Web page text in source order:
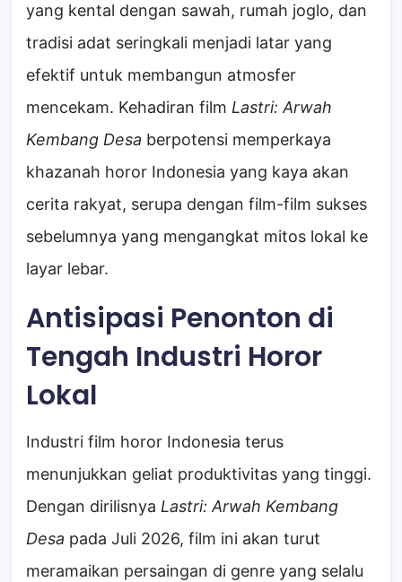
yang kental dengan sawah, rumah joglo, dan
tradisi adat seringkali menjadi latar yang
efektif untuk membangun atmosfer
mencekam. Kehadiran film Lastri: Arwah
Kembang Desa berpotensi memperkaya
khazanah horor Indonesia yang kaya akan
cerita rakyat, serupa dengan film-film sukses
sebelumnya yang mengangkat mitos lokal ke
layar lebar.
Antisipasi Penonton di
Tengah Industri Horor
Lokal
Industri film horor Indonesia terus
menunjukkan geliat produktivitas yang tinggi.
Dengan dirilisnya Lastri: Arwah Kembang
Desa pada Juli 2026, film ini akan turut
meramaikan persaingan di genre yang selalu